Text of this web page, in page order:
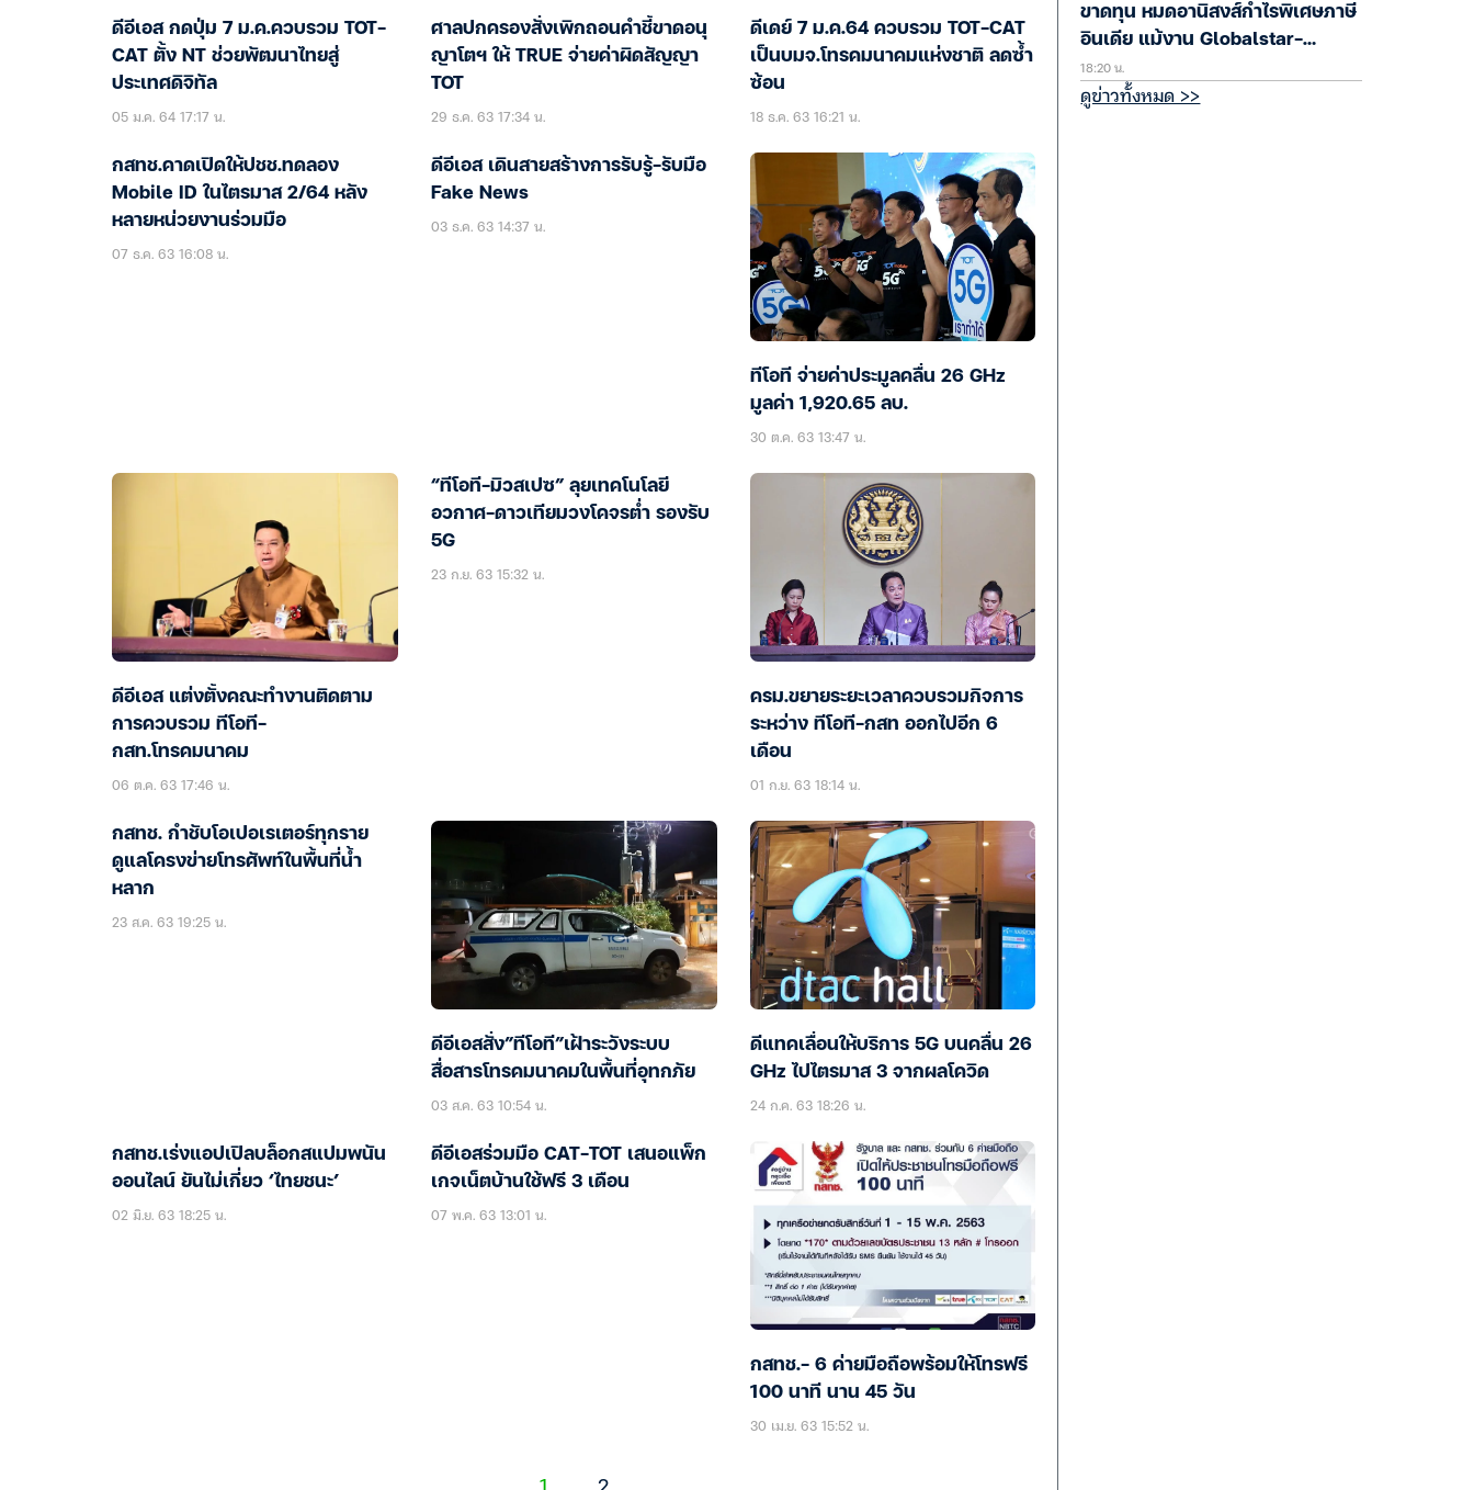
ดีอีเอส กดปุ่ม 7 ม.ค.ควบรวม TOT-
CAT ตั้ง NT ช่วยพัฒนาไทยสู่
ประเทศดิจิทัล
05 ม.ค. 64 17:17 น.
ศาลปกครองสั่งเพิกถอนคำชี้ขาดอนุ
ญาโตฯ ให้ TRUE จ่ายค่าผิดสัญญา
TOT
29 ธ.ค. 63 17:34 น.
ดีเดย์ 7 ม.ค.64 ควบรวม TOT-CAT
เป็นบมจ.โทรคมนาคมแห่งชาติ ลดซ้ำ
ซ้อน
18 ธ.ค. 63 16:21 น.
กสทช.คาดเปิดให้ปชช.ทดลอง
Mobile ID ในไตรมาส 2/64 หลัง
หลายหน่วยงานร่วมมือ
07 ธ.ค. 63 16:08 น.
ดีอีเอส เดินสายสร้างการรับรู้-รับมือ
Fake News
03 ธ.ค. 63 14:37 น.
ทีโอที จ่ายค่าประมูลคลื่น 26 GHz
มูลค่า 1,920.65 ลบ.
30 ต.ค. 63 13:47 น.
ดีอีเอส แต่งตั้งคณะทำงานติดตาม
การควบรวม ทีโอที-
กสท.โทรคมนาคม
06 ต.ค. 63 17:46 น.
“ทีโอที-มิวสเปซ” ลุยเทคโนโลยี
อวกาศ-ดาวเทียมวงโคจรต่ำ รองรับ
5G
23 ก.ย. 63 15:32 น.
ครม.ขยายระยะเวลาควบรวมกิจการ
ระหว่าง ทีโอที-กสท ออกไปอีก 6
เดือน
01 ก.ย. 63 18:14 น.
กสทช. กำชับโอเปอเรเตอร์ทุกราย
ดูแลโครงข่ายโทรศัพท์ในพื้นที่น้ำ
หลาก
23 ส.ค. 63 19:25 น.
ดีอีเอสสั่ง”ทีโอที”เฝ้าระวังระบบ
สื่อสารโทรคมนาคมในพื้นที่อุทกภัย
03 ส.ค. 63 10:54 น.
ดีแทคเลื่อนให้บริการ 5G บนคลื่น 26
GHz ไปไตรมาส 3 จากผลโควิด
24 ก.ค. 63 18:26 น.
กสทช.เร่งแอปเปิลบล็อกสแปมพนัน
ออนไลน์ ยันไม่เกี่ยว ‘ไทยชนะ’
02 มิ.ย. 63 18:25 น.
ดีอีเอสร่วมมือ CAT-TOT เสนอแพ็ก
เกจเน็ตบ้านใช้ฟรี 3 เดือน
07 พ.ค. 63 13:01 น.
กสทช.- 6 ค่ายมือถือพร้อมให้โทรฟรี
100 นาที นาน 45 วัน
30 เม.ย. 63 15:52 น.
ขาดทุน หมดอานิสงส์กำไรพิเศษภาษี
อินเดีย แม้งาน Globalstar-
GISTDA ช่วยดันรายได้โต
18:20 น.
ดูข่าวทั้งหมด >>